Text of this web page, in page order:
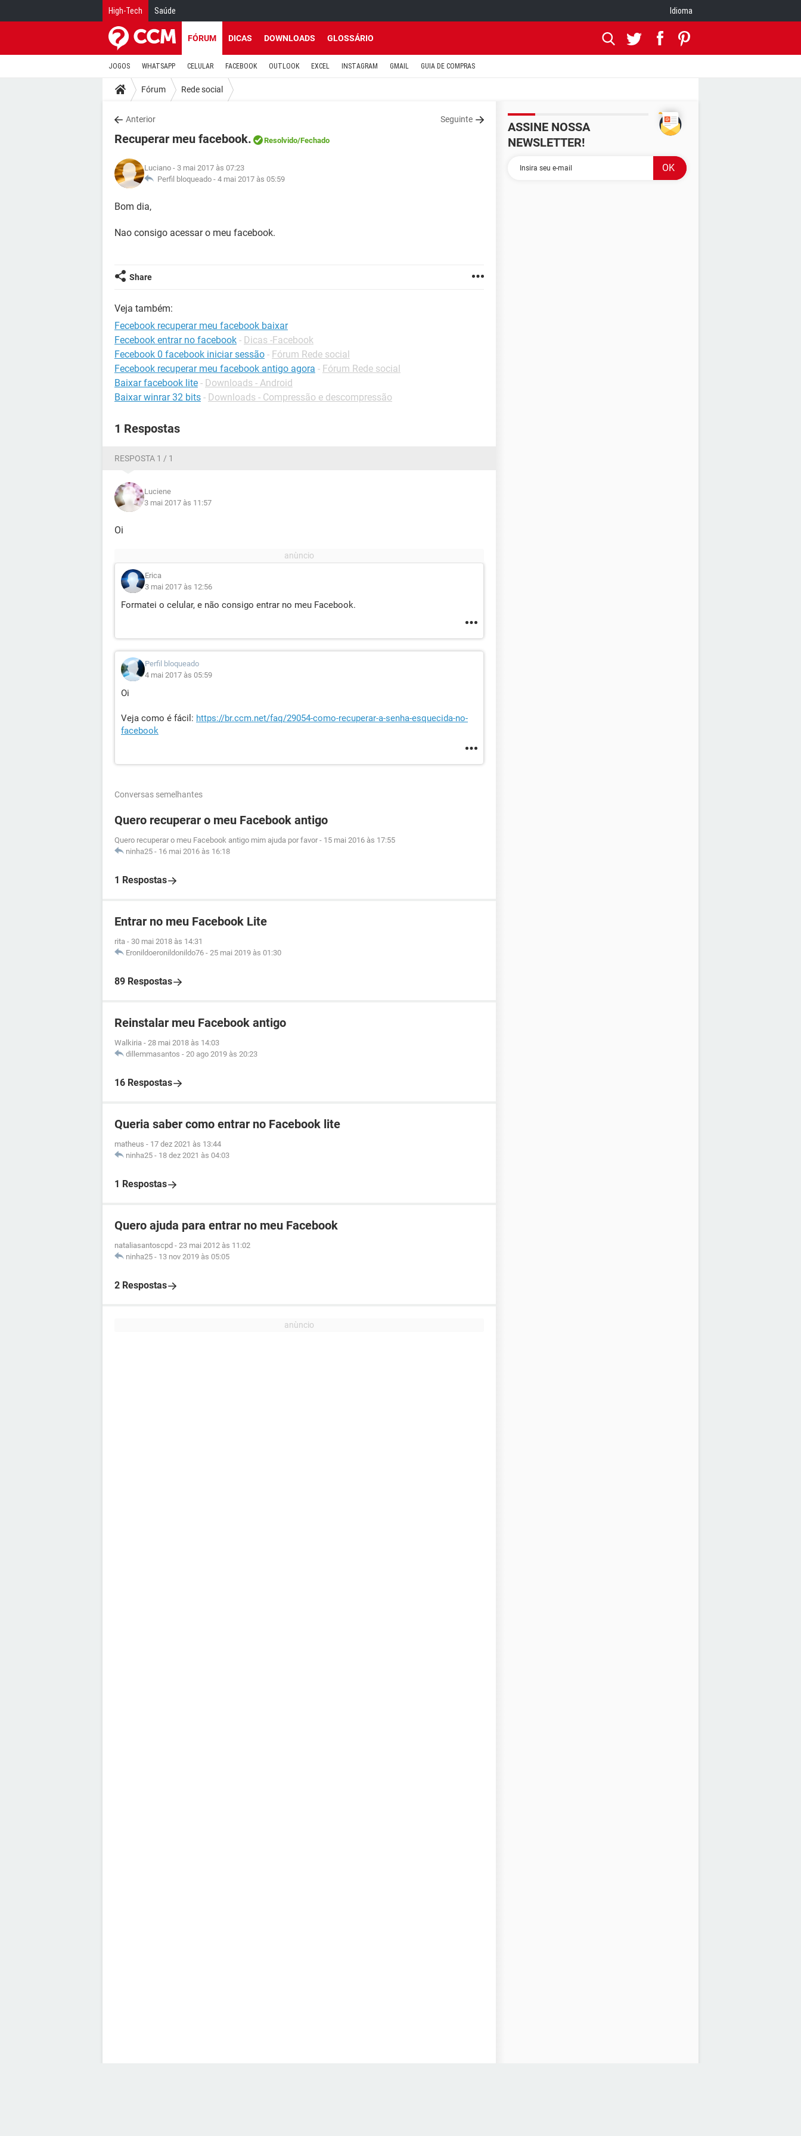
High-Tech Saúde Idioma
FÓRUM DICAS DOWNLOADS GLOSSÁRIO
JOGOS WHATSAPP CELULAR FACEBOOK OUTLOOK EXCEL INSTAGRAM GMAIL GUIA DE COMPRAS
Fórum Rede social
Anterior Seguinte
Recuperar meu facebook. Resolvido/Fechado
Luciano - 3 mai 2017 às 07:23
Perfil bloqueado - 4 mai 2017 às 05:59
Bom dia,
Nao consigo acessar o meu facebook.
Share
Veja também:
Fecebook recuperar meu facebook baixar
Fecebook entrar no facebook - Dicas -Facebook
Fecebook 0 facebook iniciar sessão - Fórum Rede social
Fecebook recuperar meu facebook antigo agora - Fórum Rede social
Baixar facebook lite - Downloads - Android
Baixar winrar 32 bits - Downloads - Compressão e descompressão
1 Respostas
RESPOSTA 1 / 1
Luciene
3 mai 2017 às 11:57
Oi
Erica
3 mai 2017 às 12:56
Formatei o celular, e não consigo entrar no meu Facebook.
Perfil bloqueado
4 mai 2017 às 05:59
Oi
Veja como é fácil: https://br.ccm.net/faq/29054-como-recuperar-a-senha-esquecida-no-
facebook
Conversas semelhantes
Quero recuperar o meu Facebook antigo
Quero recuperar o meu Facebook antigo mim ajuda por favor - 15 mai 2016 às 17:55
ninha25 - 16 mai 2016 às 16:18
1 Respostas
Entrar no meu Facebook Lite
rita - 30 mai 2018 às 14:31
Eronildoeronildonildo76 - 25 mai 2019 às 01:30
89 Respostas
Reinstalar meu Facebook antigo
Walkiria - 28 mai 2018 às 14:03
dillemmasantos - 20 ago 2019 às 20:23
16 Respostas
Queria saber como entrar no Facebook lite
matheus - 17 dez 2021 às 13:44
ninha25 - 18 dez 2021 às 04:03
1 Respostas
Quero ajuda para entrar no meu Facebook
nataliasantoscpd - 23 mai 2012 às 11:02
ninha25 - 13 nov 2019 às 05:05
2 Respostas
ASSINE NOSSA
NEWSLETTER!